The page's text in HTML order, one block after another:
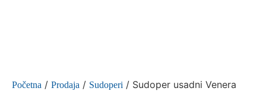
Početna / Prodaja / Sudoperi / Sudoper usadni Venera